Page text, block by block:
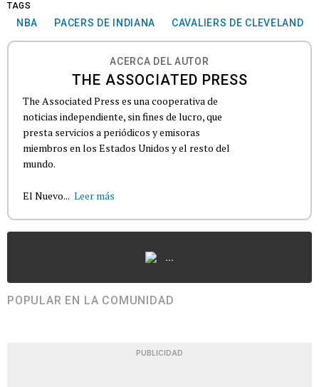
TAGS
NBA PACERS DE INDIANA CAVALIERS DE CLEVELAND
ACERCA DEL AUTOR
THE ASSOCIATED PRESS
The Associated Press es una cooperativa de
noticias independiente, sin fines de lucro, que
presta servicios a periódicos y emisoras
miembros en los Estados Unidos y el resto del
mundo.
El Nuevo... Leer más
...
POPULAR EN LA COMUNIDAD
PUBLICIDAD